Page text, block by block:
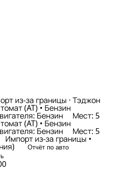
из-за границы · Тэджон
(AT) • Бензин
Бензин Мест: 5
(AT) • Бензин
Бензин Мест: 5
Импорт из-за границы •
Отчёт по авто